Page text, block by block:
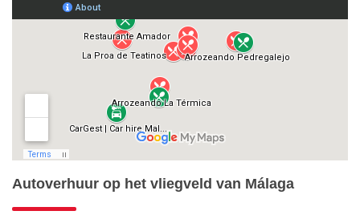
Autoverhuur op het vliegveld van Málaga